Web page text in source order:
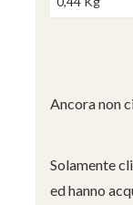
Ancora non
Solamente
ed hanno